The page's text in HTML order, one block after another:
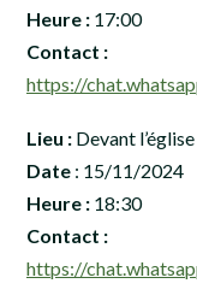
Heure : 17:00
Contact :
https://
Lieu : Devant
Date : 15/11/2024
Heure : 18:30
Contact :
https://